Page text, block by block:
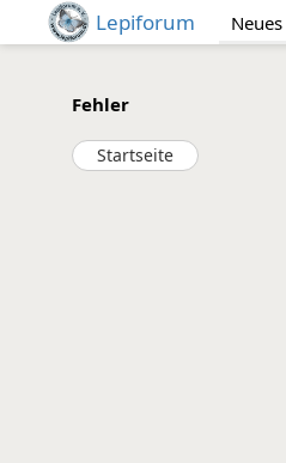
Lepiforum Neues
Fehler
Startseite